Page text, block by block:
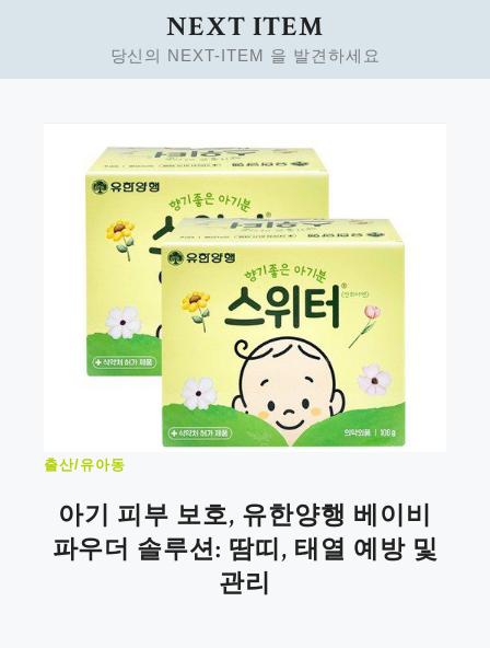
NEXT ITEM
당신의 NEXT-ITEM 을 발견하세요
출산/유아동
아기 피부 보호, 유한양행 베이비
파우더 솔루션: 땀띠, 태열 예방 및
관리